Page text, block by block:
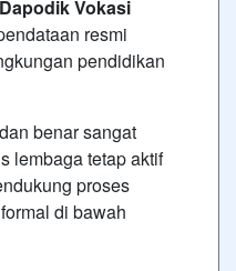
Dapodik Vokasi
resmi
pendidikan
benar sangat
lembaga tetap aktif
proses
di bawah